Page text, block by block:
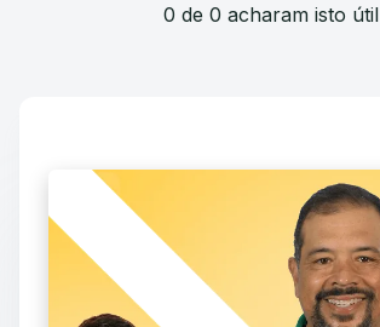
0 de 0 acharam isto útil